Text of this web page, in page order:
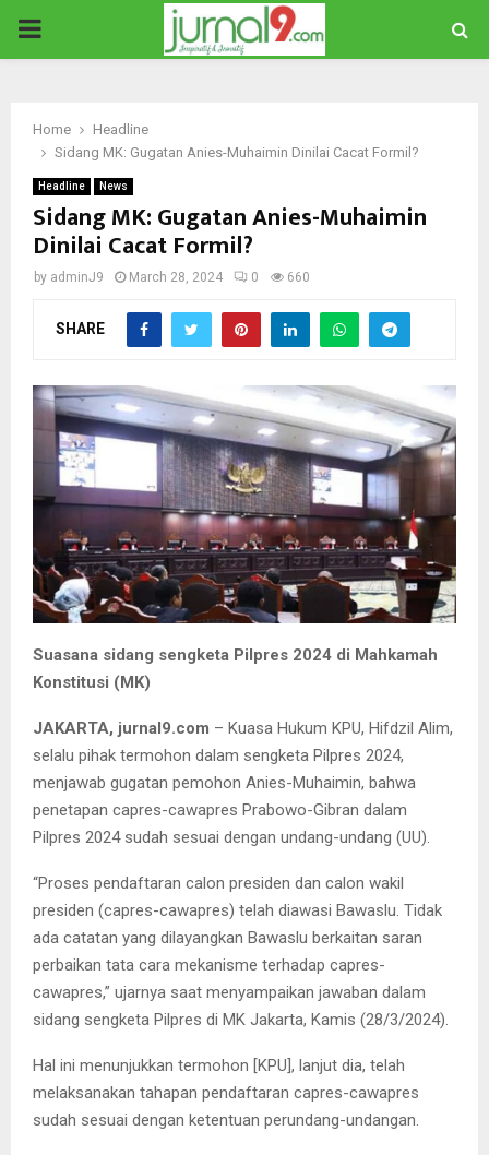
PRIMARY
Home
Headline
Sidang MK: Gugatan Anies-Muhaimin Dinilai Cacat Formil?
Headline News
Sidang MK: Gugatan Anies-Muhaimin
Dinilai Cacat Formil?
by adminJ9 March 28, 2024 0 660
SHARE
Suasana sidang sengketa Pilpres 2024 di Mahkamah
Konstitusi (MK)
JAKARTA, jurnal9.com – Kuasa Hukum KPU, Hifdzil Alim,
selalu pihak termohon dalam sengketa Pilpres 2024,
menjawab gugatan pemohon Anies-Muhaimin, bahwa
penetapan capres-cawapres Prabowo-Gibran dalam
Pilpres 2024 sudah sesuai dengan undang-undang (UU).
“Proses pendaftaran calon presiden dan calon wakil
presiden (capres-cawapres) telah diawasi Bawaslu. Tidak
ada catatan yang dilayangkan Bawaslu berkaitan saran
perbaikan tata cara mekanisme terhadap capres-
cawapres,” ujarnya saat menyampaikan jawaban dalam
sidang sengketa Pilpres di MK Jakarta, Kamis (28/3/2024).
Hal ini menunjukkan termohon [KPU], lanjut dia, telah
melaksanakan tahapan pendaftaran capres-cawapres
sudah sesuai dengan ketentuan perundang-undangan.